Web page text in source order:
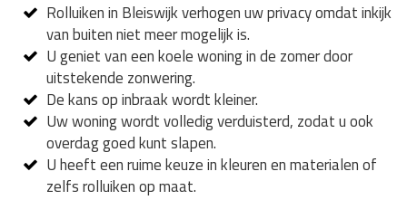
Rolluiken in Bleiswijk verhogen uw privacy omdat inkijk
van buiten niet meer mogelijk is.
U geniet van een koele woning in de zomer door
uitstekende zonwering.
De kans op inbraak wordt kleiner.
Uw woning wordt volledig verduisterd, zodat u ook
overdag goed kunt slapen.
U heeft een ruime keuze in kleuren en materialen of
zelfs rolluiken op maat.